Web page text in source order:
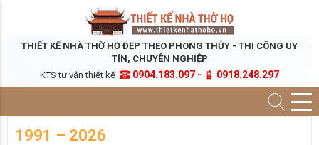
THIẾT KẾ NHÀ THỜ HỌ ĐẸP THEO PHONG THỦY - THI CÔNG UY
TÍN, CHUYÊN NGHIỆP
KTS tư vấn thiết kế
0904.183.097 - 0918.248.297
1991 – 2026